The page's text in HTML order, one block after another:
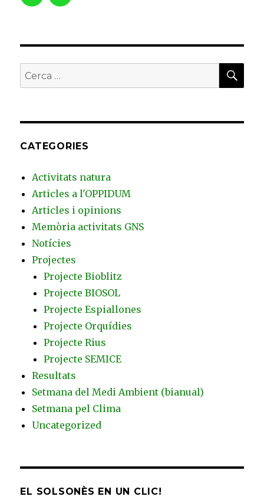
Buscar
per:
CATEGORIES
Activitats natura
Articles a l'OPPIDUM
Articles i opinions
Memòria activitats GNS
Notícies
Projectes
Projecte Bioblitz
Projecte BIOSOL
Projecte Espiallones
Projecte Orquídies
Projecte Rius
Projecte SEMICE
Resultats
Setmana del Medi Ambient (bianual)
Setmana pel Clima
Uncategorized
EL SOLSONÈS EN UN CLIC!